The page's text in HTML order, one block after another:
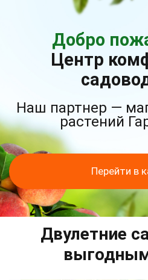
Добро
Центр
Наш партнер —
растений
Перейти в
Двулетние